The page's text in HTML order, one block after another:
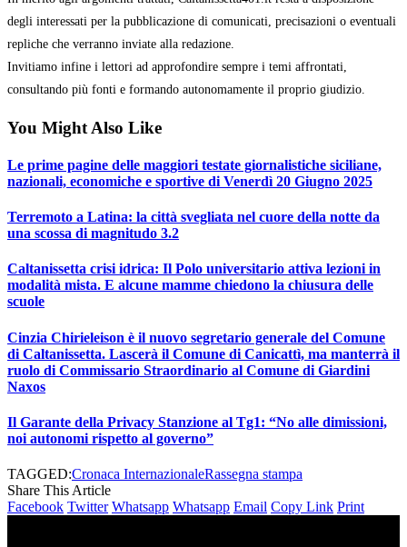
degli interessati per la pubblicazione di comunicati, precisazioni o eventuali
repliche che verranno inviate alla redazione.
Invitiamo infine i lettori ad approfondire sempre i temi affrontati,
consultando più fonti e formando autonomamente il proprio giudizio.
You Might Also Like
Le prime pagine delle maggiori testate giornalistiche siciliane,
nazionali, economiche e sportive di Venerdì 20 Giugno 2025
Terremoto a Latina: la città svegliata nel cuore della notte da
una scossa di magnitudo 3.2
Caltanissetta crisi idrica: Il Polo universitario attiva lezioni in
modalità mista. E alcune mamme chiedono la chiusura delle
scuole
Cinzia Chirieleison è il nuovo segretario generale del Comune
di Caltanissetta. Lascerà il Comune di Canicattì, ma manterrà il
ruolo di Commissario Straordinario al Comune di Giardini
Naxos
Il Garante della Privacy Stanzione al Tg1: “No alle dimissioni,
noi autonomi rispetto al governo”
TAGGED:Cronaca InternazionaleRassegna stampa
Share This Article
Facebook Twitter Whatsapp Whatsapp Email Copy Link Print